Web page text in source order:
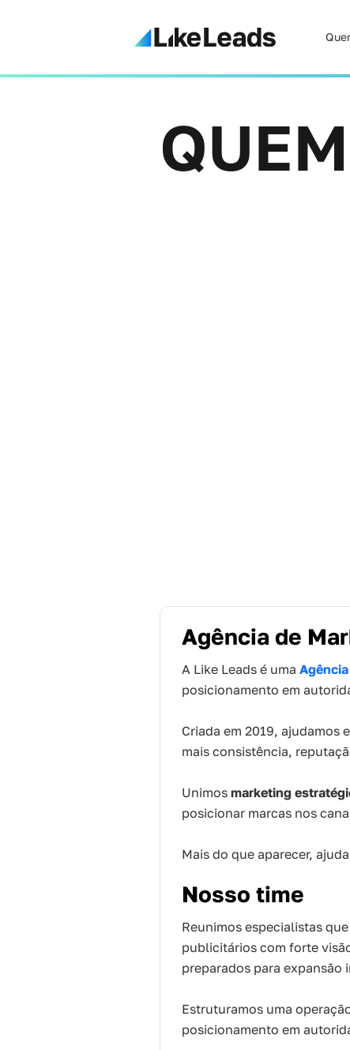
Agência de
A Like Leads é uma
posicionamento em
Criada em 2019, ajudamos
mais consistência,
Unimos marketing
posicionar marcas nos
Mais do que aparecer,
Nosso time
Reunimos especialistas
publicitários com forte
preparados para
Estruturamos uma
posicionamento em